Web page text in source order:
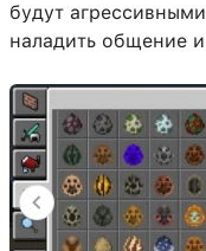
будут
наладить общение